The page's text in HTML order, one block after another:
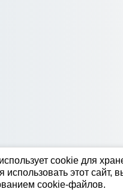
cookie для
использовать этот сайт,
cookie-файлов.